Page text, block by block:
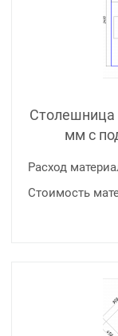
Столешница
мм с
Расход
Стоимость